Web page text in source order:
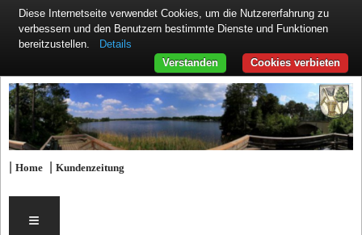
|Home |Kundenzeitung
≡
Diese Internetseite verwendet Cookies, um die Nutzererfahrung zu
verbessern und den Benutzern bestimmte Dienste und Funktionen
bereitzustellen.
Details
Cookies verbieten
Verstanden